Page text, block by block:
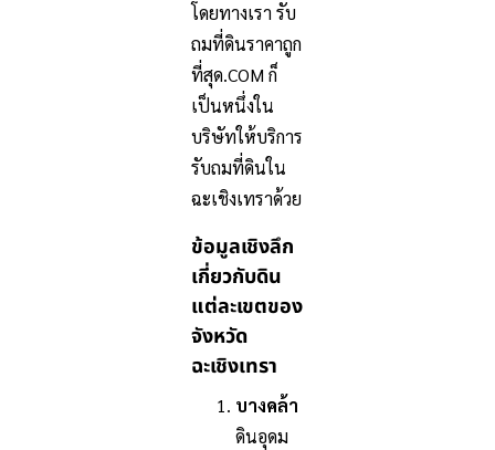
โดยทางเรา รับ
ถมที่ดินราคาถูก
ที่สุด.COM ก็
เป็นหนึ่งใน
บริษัทให้บริการ
รับถมที่ดินใน
ฉะเชิงเทราด้วย
ข้อมูลเชิงลึก
เกี่ยวกับดิน
แต่ละเขตของ
จังหวัด
ฉะเชิงเทรา
บางคล้า
ดินอุดม